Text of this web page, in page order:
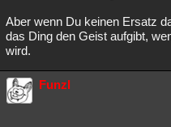
Aber wenn Du keinen Ersatz
das Ding den Geist aufgibt,
wird.
Funzl